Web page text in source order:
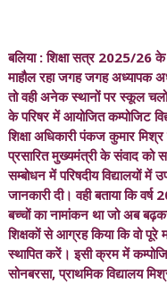
बलिया : शिक्षा सत्र 2025/26 के
माहौल रहा जगह जगह अध्यापक
तो वही अनेक स्थानों पर स्कूल
के परिषर में आयोजित कम्पोजिट
शिक्षा अधिकारी पंकज कुमार
प्रसारित मुख्यमंत्री के संवाद को
सम्बोधन में परिषदीय विद्यालयों
जानकारी दी। वही बताया कि
बच्चों का नामांकन था जो अब
शिक्षकों से आग्रह किया कि वो
स्थापित करें। इसी क्रम में
सोनबरसा, प्राथमिक विद्यालय